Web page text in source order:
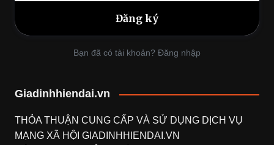
Bạn đã có tài khoản? Đăng nhập
Giadinhhiendai.vn
THỎA THUẬN CUNG CẤP VÀ SỬ DỤNG DỊCH VỤ
MẠNG XÃ HỘI GIADINHHIENDAI.VN